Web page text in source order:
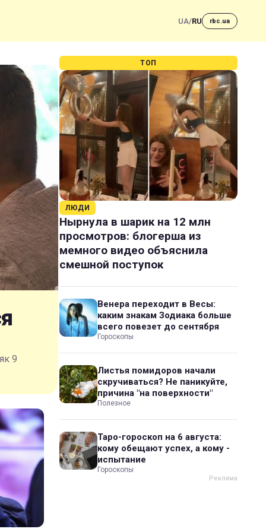
UA/RU rbc.ua
9
ТОП
ЛЮДИ
Нырнула в шарик на 12 млн
просмотров: блогерша из
мемного видео объяснила
смешной поступок
Венера переходит в Весы:
каким знакам Зодиака больше
всего повезет до сентября
Гороскопы
Листья помидоров начали
скручиваться? Не паникуйте,
причина "на поверхности"
Полезное
Таро-гороскоп на 6 августа:
кому обещают успех, а кому -
испытание
Гороскопы